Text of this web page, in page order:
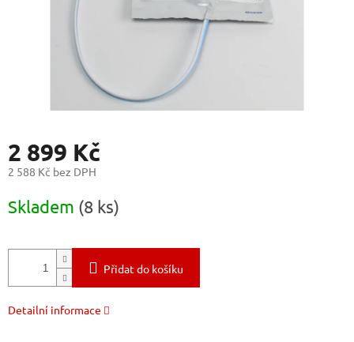
2 899 Kč
2 588 Kč bez DPH
cena:
Skladem (8 ks)
Přidat do košíku
Detailní informace